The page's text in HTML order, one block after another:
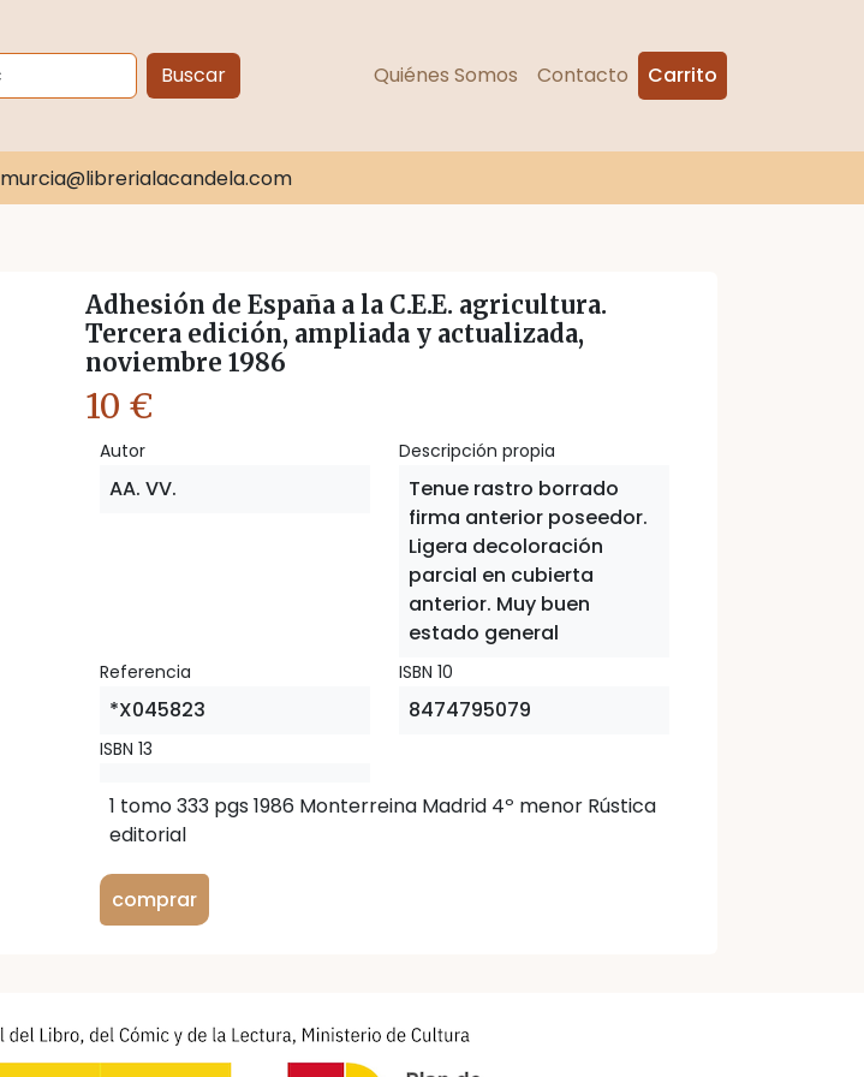
Buscar Quiénes Somos Contacto Carrito
murcia@librerialacandela.com
Adhesión de España a la C.E.E. agricultura.
Tercera edición, ampliada y actualizada,
noviembre 1986
10 €
Autor
AA. VV.
Descripción propia
Tenue rastro borrado
firma anterior poseedor.
Ligera decoloración
parcial en cubierta
anterior. Muy buen
estado general
Referencia
*X045823
ISBN 10
8474795079
ISBN 13
1 tomo 333 pgs 1986 Monterreina Madrid 4º menor Rústica
editorial
comprar